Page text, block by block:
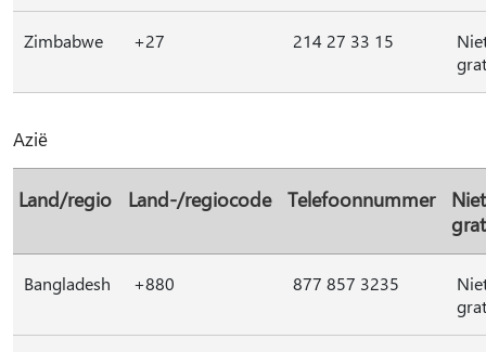
Zimbabwe +27 214 27 33 15
Azië
Land/regio Land-/regiocode Telefoonnummer
Bangladesh +880 877 857 3235